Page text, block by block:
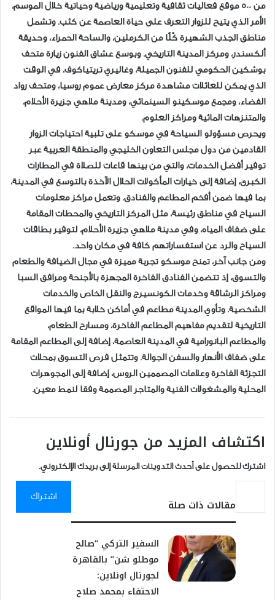
من 500 موقع فعاليات ثقافية وتعليمية ورياضية وحياتية خلال الموسم،
الأمر الذي يتيح للزوار التعرف على حياة العاصمة عن كثب. وتشمل
مناطق الجذب الشهيرة كّلًا من الكرملين، والساحة الحمراء، وحديقة
ألكسندر، ومركز المدينة التاريخي. وبوسع عشاق الفنون زيارة متحف
بوشكين الحكومي للفنون الجميلة، وغاليري تريتياكوف، في الوقت
الذي يمكن للعائلات مشاهدة مركز معارض عموم روسيا، ومتحف رواد
الفضاء، ومجمع موسكينو السينمائي، ومدينة ملاهي جزيرة الأحلام،
والمتنزهات المائية ومراكز العلوم.
ويحرص مسؤولو السياحة في موسكو على تلبية احتياجات الزوار
القادمين من دول مجلس التعاون الخليجي والمنطقة العربية عبر
توفير أفضل الخدمات، والتي من بينها قاعات للصلاة في المطارات
الكبرى، إضافة إلى خيارات المأكولات الحلال الآخذة بالتوسع في المدينة،
بما فيها ضمن أفخم المطاعم والفنادق. وتعمل مراكز معلومات
السياح في مناطق رئيسة، مثل المركز التاريخي والمحطات المقامة
على ضفاف المياه، وفي مدينة ملاهي جزيرة الأحلام، لتوفير بطاقات
السياح والرد عن استفساراتهم كافة في مكان واحد.
ومن جانب آخر، تمنح موسكو تجربة مميزة في مجال الضيافة والطعام
والتسوق، إذ تتضمن الفنادق الفاخرة المجهزة بالأجنحة ومرافق السبا
ومراكز الرشاقة وخدمات الكونسيرج والنقل الخاص والخدمات
الشخصية. وتأوي المدينة مطاعم في أماكن خلابة بما فيها المواقع
التاريخية لتقديم مفاهيم المطاعم الفاخرة، ومسارح الطعام،
والمطاعم البانورامية في المدينة العاصمة، إضافة إلى المطاعم المقامة
على ضفاف الأنهار والسفن الجوالة. وتتمثل فرص التسوق بمحلات
التجزئة الفاخرة وعلامات المصممين الروس، إضافة إلى المجوهرات
المحلية والمشغولات الفنية والمتاجر المصممة وفقا لنمط معين.
اكتشاف المزيد من جورنال أونلاين
اشترك للحصول على أحدث التدوينات المرسلة إلى بريدك الإلكتروني.
كتابة بريدك الإلكتروني...
مقالات ذات صلة
السفير التركي “صالح
موطلو شن” بالقاهرة
لجورنال اونلاين:
الاحتفاء بمحمد صلاح
اشتراك